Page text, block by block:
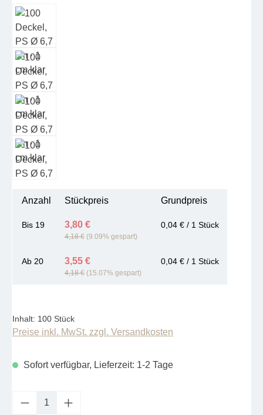
Anzahl Stückpreis Grundpreis
Bis 19 3,80 €
4,18 € (9.09% gespart)
0,04 € / 1 Stück
Ab 20 3,55 €
4,18 € (15.07% gespart)
0,04 € / 1 Stück
Inhalt: 100 Stück
Preise inkl. MwSt. zzgl. Versandkosten
Sofort verfügbar, Lieferzeit: 1-2 Tage
Produkt Anzahl: Gib den gewünschten